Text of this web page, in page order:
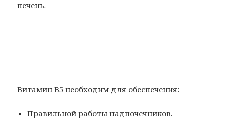
печень.
Витамин В5 необходим для обеспечения:
Правильной работы надпочечников.